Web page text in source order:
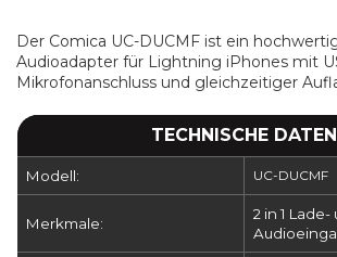
Der Comica UC-DUCMF ist ein
Audioadapter für Lightning iPhones mit
Mikrofonanschluss und gleichzeitiger
TECHNISCHE DATEN
Modell: UC-DUCMF
Merkmale:
2 in 1 Lade-